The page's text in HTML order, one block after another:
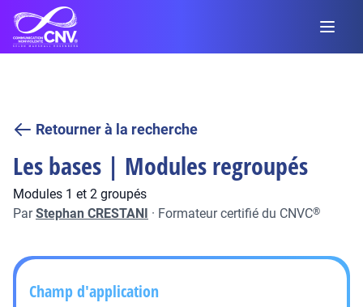
Retourner à la recherche
Les bases | Modules regroupés
Modules 1 et 2 groupés
ParStephan CRESTANI · Formateur certifié du CNVC®
Champ d'application